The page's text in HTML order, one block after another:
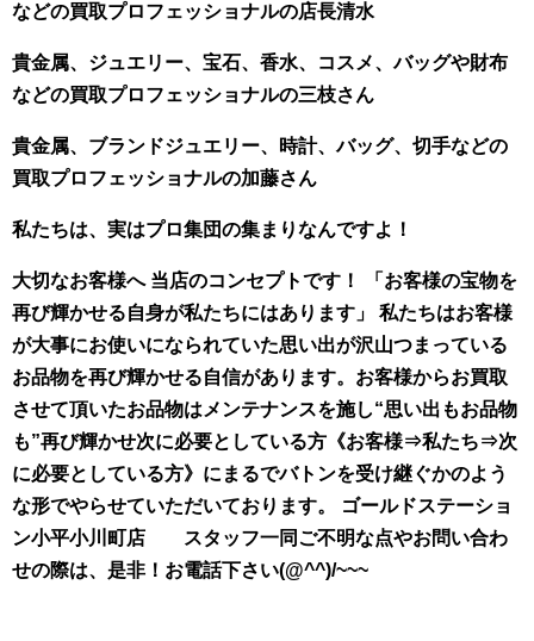
などの買取プロフェッショナルの店長清水
貴金属、ジュエリー、宝石、香水、コスメ、バッグや財布
などの買取プロフェッショナルの三枝さん
貴金属、ブランドジュエリー、時計、バッグ、切手などの
買取プロフェッショナルの加藤さん
私たちは、実はプロ集団の集まりなんですよ！
大切なお客様へ 当店のコンセプトです！ 「お客様の宝物を
再び輝かせる自身が私たちにはあります」 私たちはお客様
が大事にお使いになられていた思い出が沢山つまっている
お品物を再び輝かせる自信があります。お客様からお買取
させて頂いたお品物はメンテナンスを施し“思い出もお品物
も”再び輝かせ次に必要としている方《お客様⇒私たち⇒次
に必要としている方》にまるでバトンを受け継ぐかのよう
な形でやらせていただいております。 ゴールドステーショ
ン小平小川町店 スタッフ一同ご不明な点やお問い合わ
せの際は、是非！お電話下さい(@^^)/~~~